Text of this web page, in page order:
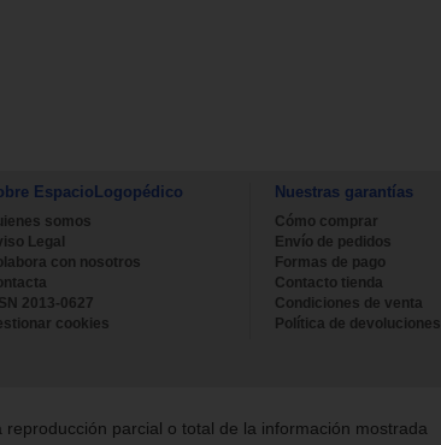
EspacioLogopédico
somos
Legal
con nosotros
2013-0627
cookies
Nuestras garantías
Cómo comprar
Envío de pedidos
Formas de pago
Contacto tienda
Condiciones de venta
Política de devoluciones
reproducción parcial o total de la información mostrada